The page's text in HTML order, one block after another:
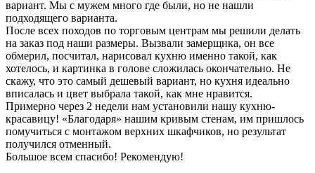
вариант. Мы с мужем много где были, но не нашли
подходящего варианта.
После всех походов по торговым центрам мы решили делать
на заказ под наши размеры. Вызвали замерщика, он все
обмерил, посчитал, нарисовал кухню именно такой, как
хотелось, и картинка в голове сложилась окончательно. Не
скажу, что это самый дешевый вариант, но кухня идеально
вписалась и цвет выбрала такой, как мне нравится.
Примерно через 2 недели нам установили нашу кухню-
красавицу! «Благодаря» нашим кривым стенам, им пришлось
помучиться с монтажом верхних шкафчиков, но результат
получился отменный.
Большое всем спасибо! Рекомендую!